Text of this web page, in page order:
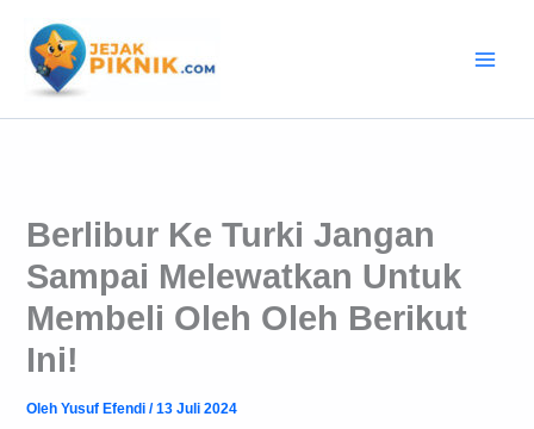
konten
Berlibur Ke Turki Jangan
Sampai Melewatkan Untuk
Membeli Oleh Oleh Berikut
Ini!
OlehYusuf Efendi/13 Juli 2024